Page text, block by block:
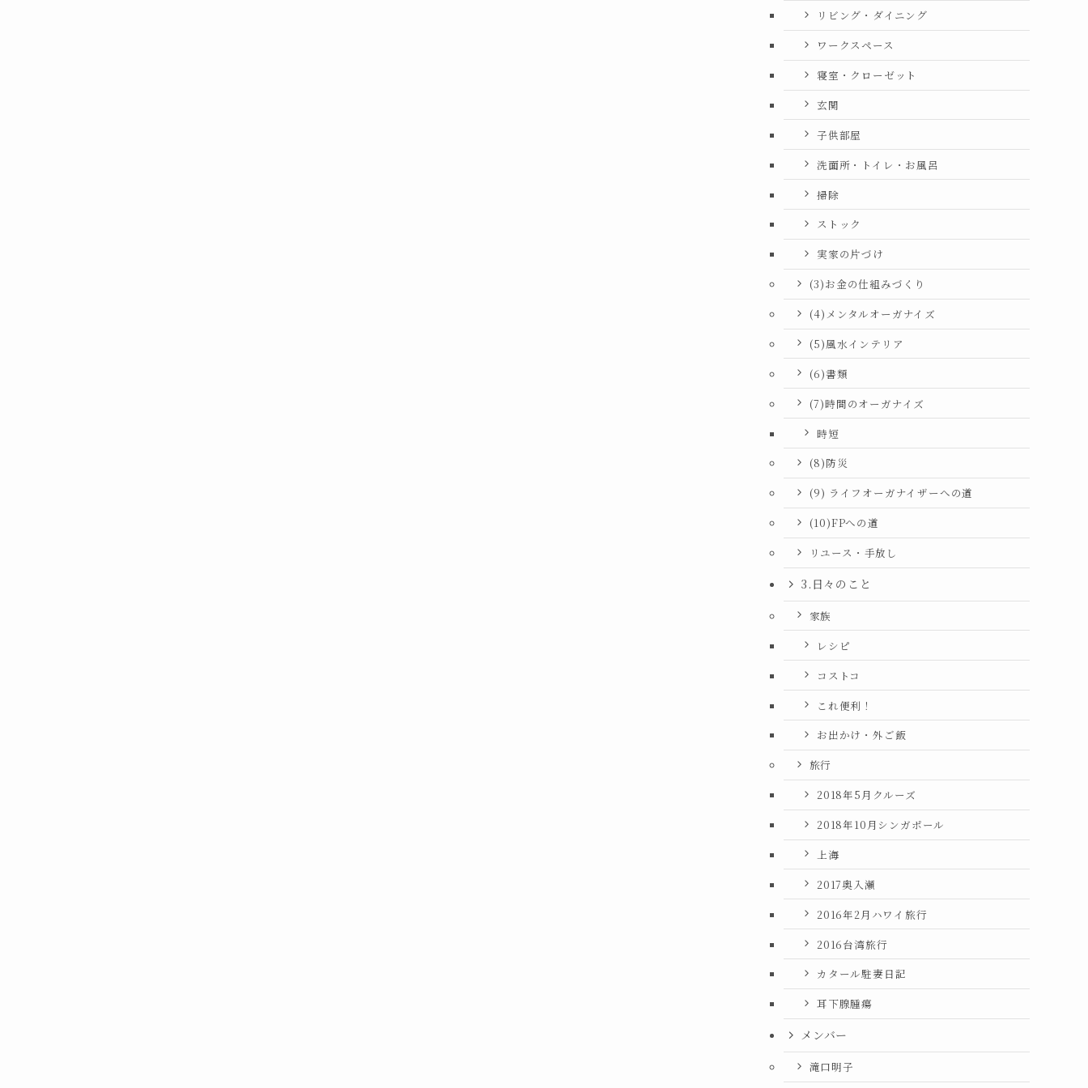
リビング・ダイニング
ワークスペース
寝室・クローゼット
玄関
子供部屋
洗面所・トイレ・お風呂
掃除
ストック
実家の片づけ
(3)お金の仕組みづくり
(4)メンタルオーガナイズ
(5)風水インテリア
(6)書類
(7)時間のオーガナイズ
時短
(8)防災
(9) ライフオーガナイザーへの道
(10)FPへの道
リユース・手放し
3.日々のこと
家族
レシピ
コストコ
これ便利！
お出かけ・外ご飯
旅行
2018年5月クルーズ
2018年10月シンガポール
上海
2017奥入瀬
2016年2月ハワイ旅行
2016台湾旅行
カタール駐妻日記
耳下腺腫瘍
メンバー
滝口明子